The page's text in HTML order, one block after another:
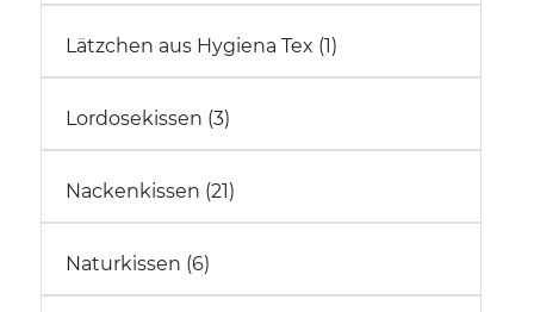
Rücken-/Bauch-/Seitenlage (11)
Unterkörper (22)
Lagerungskissen alle (33)
Lagerungskissen - Bezüge (22)
Lätzchen aus Hygiena Tex (1)
Lordosekissen (3)
Nackenkissen (21)
Naturkissen (6)